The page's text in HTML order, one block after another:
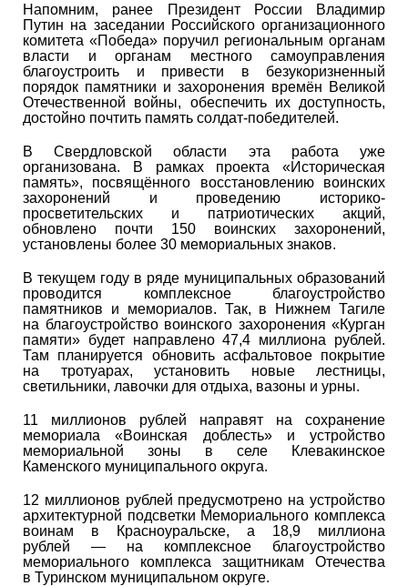
Напомним, ранее Президент России Владимир
Путин на заседании Российского организационного
комитета «Победа» поручил региональным органам
власти и органам местного самоуправления
благоустроить и привести в безукоризненный
порядок памятники и захоронения времён Великой
Отечественной войны, обеспечить их доступность,
достойно почтить память солдат-победителей.
В Свердловской области эта работа уже
организована. В рамках проекта «Историческая
память», посвящённого восстановлению воинских
захоронений и проведению историко-
просветительских и патриотических акций,
обновлено почти 150 воинских захоронений,
установлены более 30 мемориальных знаков.
В текущем году в ряде муниципальных образований
проводится комплексное благоустройство
памятников и мемориалов. Так, в Нижнем Тагиле
на благоустройство воинского захоронения «Курган
памяти» будет направлено 47,4 миллиона рублей.
Там планируется обновить асфальтовое покрытие
на тротуарах, установить новые лестницы,
светильники, лавочки для отдыха, вазоны и урны.
11 миллионов рублей направят на сохранение
мемориала «Воинская доблесть» и устройство
мемориальной зоны в селе Клевакинское
Каменского муниципального округа.
12 миллионов рублей предусмотрено на устройство
архитектурной подсветки Мемориального комплекса
воинам в Красноуральске, а 18,9 миллиона
рублей — на комплексное благоустройство
мемориального комплекса защитникам Отечества
в Туринском муниципальном округе.